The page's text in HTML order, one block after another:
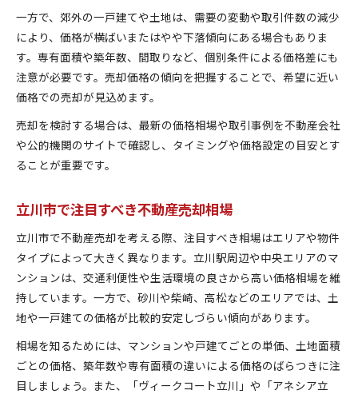
不動産売却価格相場の読み解き方と立川市事例
立川市で相場を味方にした売却価格戦略
不動産売却価格動向を把握するためのチェック法
立川市の価格相場から導く売却成功の秘訣
不動産売却の相場比較で失敗を防ぐポイント
一方で、郊外の一戸建てや土地は、需要の変動や取引件数の減少
により、価格が横ばいまたはやや下落傾向にある場合もありま
す。専有面積や築年数、間取りなど、個別条件による価格差にも
注意が必要です。売却価格の傾向を把握することで、希望に近い
価格での売却が見込めます。
売却を検討する場合は、最新の価格相場や取引事例を不動産会社
や公的機関のサイトで確認し、タイミングや価格設定の目安とす
ることが重要です。
立川市で注目すべき不動産売却相場
立川市で不動産売却を考える際、注目すべき相場はエリアや物件
タイプによって大きく異なります。立川駅周辺や中央エリアのマ
ンションは、交通利便性や生活環境の良さから高い価格相場を維
持しています。一方で、砂川や柴崎、高松などのエリアでは、土
地や一戸建ての価格が比較的安定しづらい傾向があります。
相場を知るためには、マンションや戸建てごとの単価、土地面積
ごとの価格、築年数や専有面積の違いによる価格のばらつきに注
目しましょう。また、「ヴィークコート立川」や「アネシア立